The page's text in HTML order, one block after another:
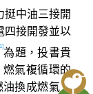
挺中油三接開
四接開發並以
為題，投書貴
燃氣複循環的
油換成燃氣，